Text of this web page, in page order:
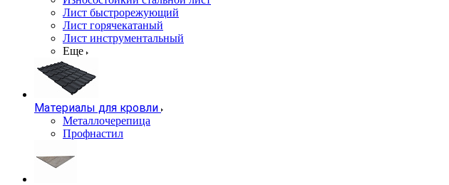
Лист быстрорежующий
Лист горячекатаный
Лист инструментальный
Еще
Материалы для кровли
Металлочерепица
Профнастил